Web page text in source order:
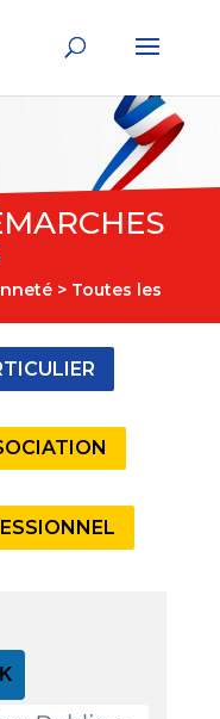
> Toutes les